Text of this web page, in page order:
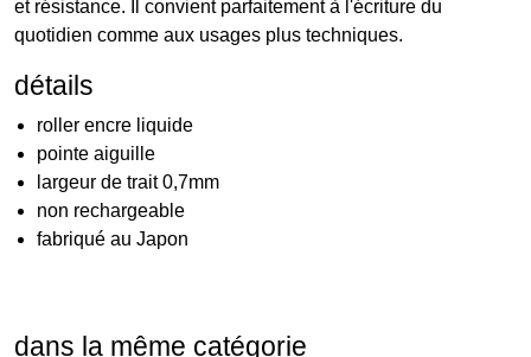
et résistance. Il convient parfaitement à l'écriture du
quotidien comme aux usages plus techniques.
détails
roller encre liquide
pointe aiguille
largeur de trait 0,7mm
non rechargeable
fabriqué au Japon
dans la même catégorie